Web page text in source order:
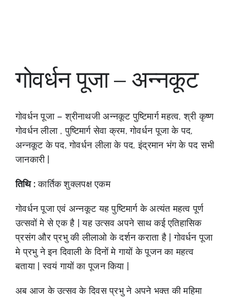
गोवर्धन पूजा – अन्नकूट
गोवर्धन पूजा – श्रीनाथजी अन्नकूट पुष्टिमार्ग महत्व, श्री कृष्ण
गोवर्धन लीला , पुष्टिमार्ग सेवा क्रम, गोवर्धन पूजा के पद,
अन्नकूट के पद, गोवर्धन लीला के पद, इंद्रमान भंग के पद सभी
जानकारी |
तिथि :कार्तिक शुक्लपक्ष एकम
गोवर्धन पूजा एवं अन्नकूट यह पुष्टिमार्ग के अत्यंत महत्व पूर्ण
उत्सवों मे से एक है | यह उत्सव अपने साथ कई एतिहासिक
प्रसंग और प्रभु की लीलाओ के दर्शन कराता है | गोवर्धन पूजा
मे प्रभु ने इन दिवाली के दिनों मे गायों के पूजन का महत्व
बताया | स्वयं गायों का पूजन किया |
अब आज के उत्सव के दिवस प्रभु ने अपने भक्त की महिमा